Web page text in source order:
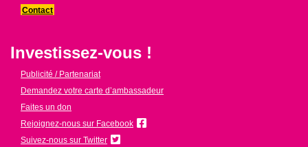
Contact
Investissez-vous !
Publicité / Partenariat
Demandez votre carte d’ambassadeur
Faites un don
Rejoignez-nous sur Facebook
Suivez-nous sur Twitter